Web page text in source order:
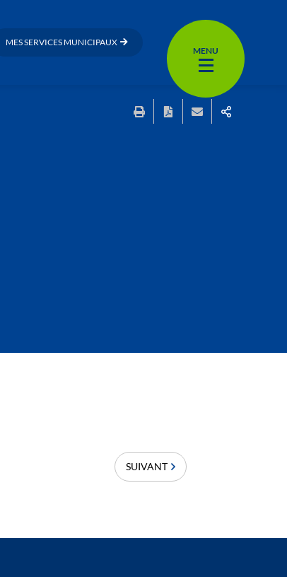
MES SERVICES MUNICIPAUX
MENU
SUIVANT